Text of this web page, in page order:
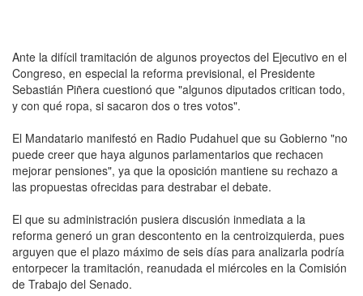
Ante la difícil tramitación de algunos proyectos del Ejecutivo en el
Congreso, en especial la reforma previsional, el Presidente
Sebastián Piñera cuestionó que "algunos diputados critican todo,
y con qué ropa, si sacaron dos o tres votos".
El Mandatario manifestó en Radio Pudahuel que su Gobierno "no
puede creer que haya algunos parlamentarios que rechacen
mejorar pensiones", ya que la oposición mantiene su rechazo a
las propuestas ofrecidas para destrabar el debate.
El que su administración pusiera discusión inmediata a la
reforma generó un gran descontento en la centroizquierda, pues
arguyen que el plazo máximo de seis días para analizarla podría
entorpecer la tramitación, reanudada el miércoles en la Comisión
de Trabajo del Senado.